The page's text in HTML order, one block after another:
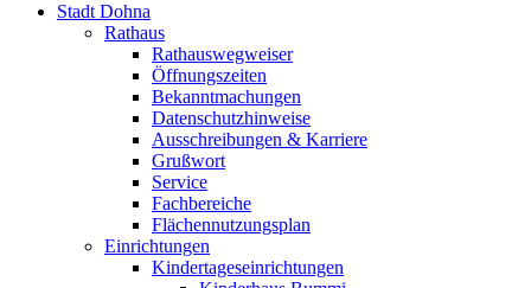
Stadt Dohna
Rathaus
Rathauswegweiser
Öffnungszeiten
Bekanntmachungen
Datenschutzhinweise
Ausschreibungen & Karriere
Grußwort
Service
Fachbereiche
Flächennutzungsplan
Einrichtungen
Kindertageseinrichtungen